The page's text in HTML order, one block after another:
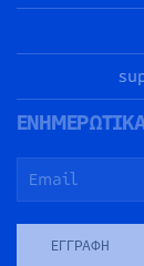
ΕΓΓΡΑΦΉ